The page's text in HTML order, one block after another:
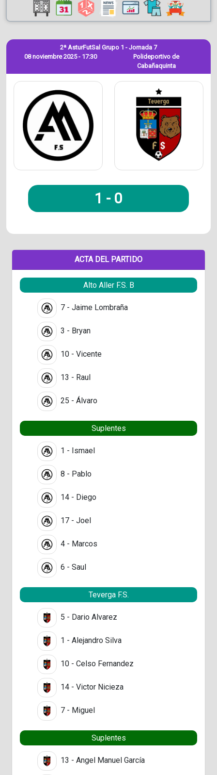
08 noviembre 2025 - 17:30
2ª AsturFutSal Grupo 1 - Jornada 7
Polideportivo de
Cabañaquinta
1 - 0
ACTA DEL PARTIDO
Alto Aller F.S. B
7 - Jaime Lombraña
3 - Bryan
10 - Vicente
13 - Raul
25 - Álvaro
Suplentes
1 - Ismael
8 - Pablo
14 - Diego
17 - Joel
4 - Marcos
6 - Saul
Teverga F.S.
5 - Dario Alvarez
1 - Alejandro Silva
10 - Celso Fernandez
14 - Victor Nicieza
7 - Miguel
Suplentes
13 - Angel Manuel García